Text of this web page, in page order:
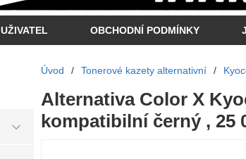
UŽIVATEL OBCHODNÍ PODMÍNKY
Úvod / Tonerové kazety alternativní /
Alternativa Color X
kompatibilní černý , 25